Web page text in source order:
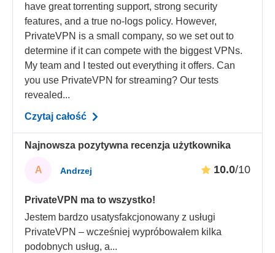
have great torrenting support, strong security
features, and a true no-logs policy. However,
PrivateVPN is a small company, so we set out to
determine if it can compete with the biggest VPNs.
My team and I tested out everything it offers. Can
you use PrivateVPN for streaming? Our tests
revealed...
Czytaj całość
Najnowsza pozytywna recenzja użytkownika
A Andrzej 10.0/10
PrivateVPN ma to wszystko!
Jestem bardzo usatysfakcjonowany z usługi
PrivateVPN – wcześniej wypróbowałem kilka
podobnych usług, a...